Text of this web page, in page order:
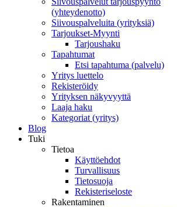
(yhteydenotto)
Siivouspalveluita (yrityksiä)
Tarjoukset-Myynti
Tarjoushaku
Tapahtumat
Etsi tapahtuma (palvelu)
Yritys luettelo
Rekisteröidy
Yrityksen näkyvyyttä
Laaja haku
Kategoriat (yritys)
Blog
Tuki
Tietoa
Käyttöehdot
Turvallisuus
Tietosuoja
Rekisteriseloste
Rakentaminen